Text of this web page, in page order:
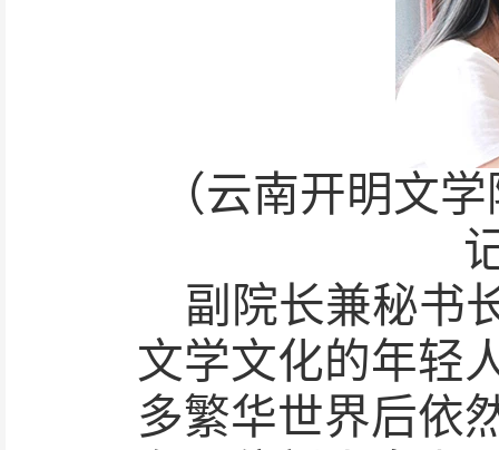
（云南开明文
副院长兼秘书
文学文化的年轻
多繁华世界后依